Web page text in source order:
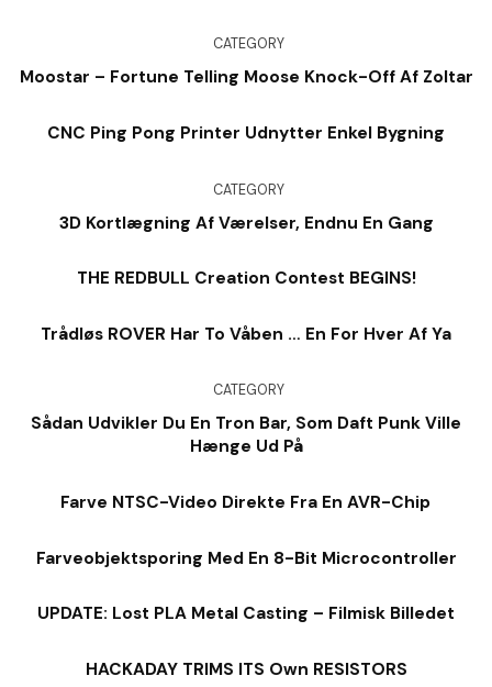
CATEGORY
Moostar – Fortune Telling Moose Knock-Off Af Zoltar
CNC Ping Pong Printer Udnytter Enkel Bygning
CATEGORY
3D Kortlægning Af Værelser, Endnu En Gang
THE REDBULL Creation Contest BEGINS!
Trådløs ROVER Har To Våben … En For Hver Af Ya
CATEGORY
Sådan Udvikler Du En Tron Bar, Som Daft Punk Ville
Hænge Ud På
Farve NTSC-Video Direkte Fra En AVR-Chip
Farveobjektsporing Med En 8-Bit Microcontroller
UPDATE: Lost PLA Metal Casting – Filmisk Billedet
HACKADAY TRIMS ITS Own RESISTORS